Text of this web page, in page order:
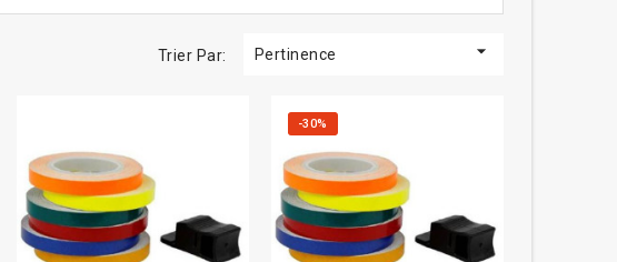
Trier Par: Pertinence 
-30%